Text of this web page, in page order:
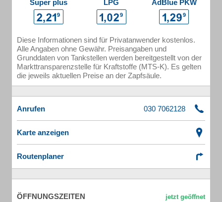
Super plus LPG AdBlue PKW
Diese Informationen sind für Privatanwender kostenlos.
Alle Angaben ohne Gewähr. Preisangaben und
Grunddaten von Tankstellen werden bereitgestellt von der
Markttransparenzstelle für Kraftstoffe (MTS-K). Es gelten
die jeweils aktuellen Preise an der Zapfsäule.
Anrufen
Karte anzeigen
Routenplaner
ÖFFNUNGSZEITEN